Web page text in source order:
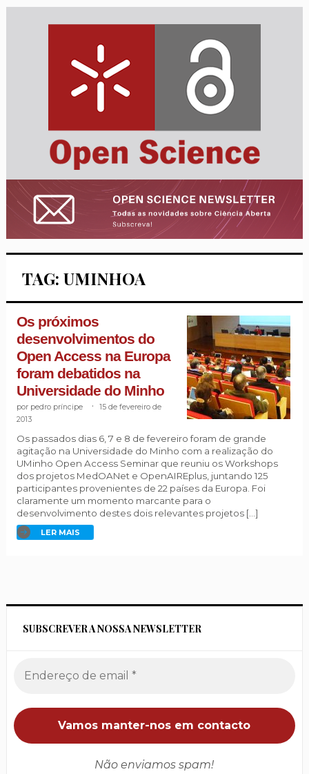
TAG: UMINHOA
Os próximos
desenvolvimentos do
Open Access na Europa
foram debatidos na
Universidade do Minho
pedro príncipe.
15 de fevereiro de
2013
Os passados dias 6, 7 e 8 de fevereiro foram de grande
agitação na Universidade do Minho com a realização do
UMinho Open Access Seminar que reuniu os Workshops
dos projetos MedOANet e OpenAIREplus, juntando 125
participantes provenientes de 22 países da Europa. Foi
claramente um momento marcante para o
desenvolvimento destes dois relevantes projetos […]
LER MAIS
SUBSCREVER A NOSSA NEWSLETTER
Não enviamos spam!